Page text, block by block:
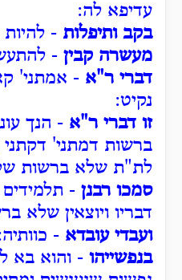
עדיפא לה:
בקב ותיפלות -
מעשרה קבין -
דברי ר"א - אמתני'
נקיט:
זו דברי ר"א - הנך
ברשות דמתני' דקתני
לת"ת שלא ברשות
סמכו רבנן -
דבריו ויוצאין שלא
ועבדי עובדא -
בנפשייהו - והוא בא